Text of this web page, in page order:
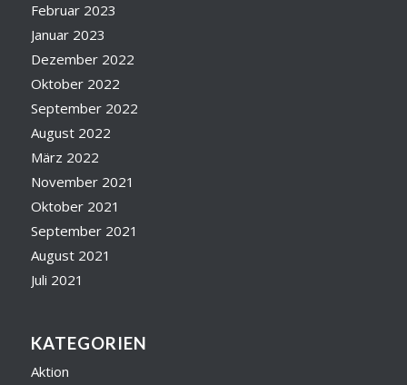
Februar 2023
Januar 2023
Dezember 2022
Oktober 2022
September 2022
August 2022
März 2022
November 2021
Oktober 2021
September 2021
August 2021
Juli 2021
KATEGORIEN
Aktion